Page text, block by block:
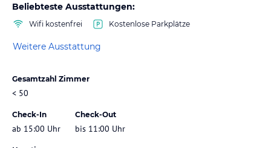
Beliebteste Ausstattungen:
Wifi kostenfrei Kostenlose Parkplätze
Weitere Ausstattung
Gesamtzahl Zimmer
< 50
Check-In
ab 15:00 Uhr
Check-Out
bis 11:00 Uhr